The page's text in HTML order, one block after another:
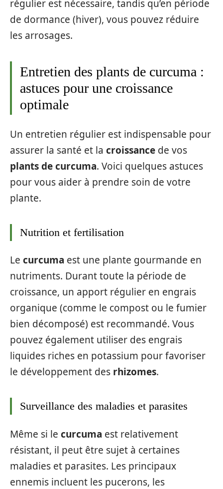
régulier est nécessaire, tandis qu’en période
de dormance (hiver), vous pouvez réduire
les arrosages.
Entretien des plants de curcuma :
astuces pour une croissance
optimale
Un entretien régulier est indispensable pour
assurer la santé et la croissance de vos
plants de curcuma. Voici quelques astuces
pour vous aider à prendre soin de votre
plante.
Nutrition et fertilisation
Le curcuma est une plante gourmande en
nutriments. Durant toute la période de
croissance, un apport régulier en engrais
organique (comme le compost ou le fumier
bien décomposé) est recommandé. Vous
pouvez également utiliser des engrais
liquides riches en potassium pour favoriser
le développement des rhizomes.
Surveillance des maladies et parasites
Même si le curcuma est relativement
résistant, il peut être sujet à certaines
maladies et parasites. Les principaux
ennemis incluent les pucerons, les